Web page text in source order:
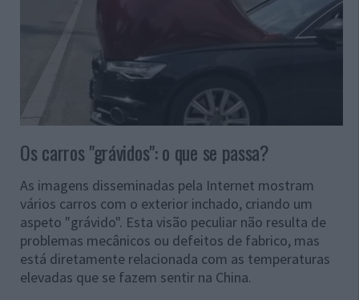
Os carros "grávidos": o que se passa?
As imagens disseminadas pela Internet mostram
vários carros com o exterior inchado, criando um
aspeto "grávido". Esta visão peculiar não resulta de
problemas mecânicos ou defeitos de fabrico, mas
está diretamente relacionada com as temperaturas
elevadas que se fazem sentir na China.